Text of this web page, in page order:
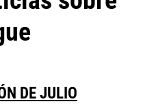
DE JULIO